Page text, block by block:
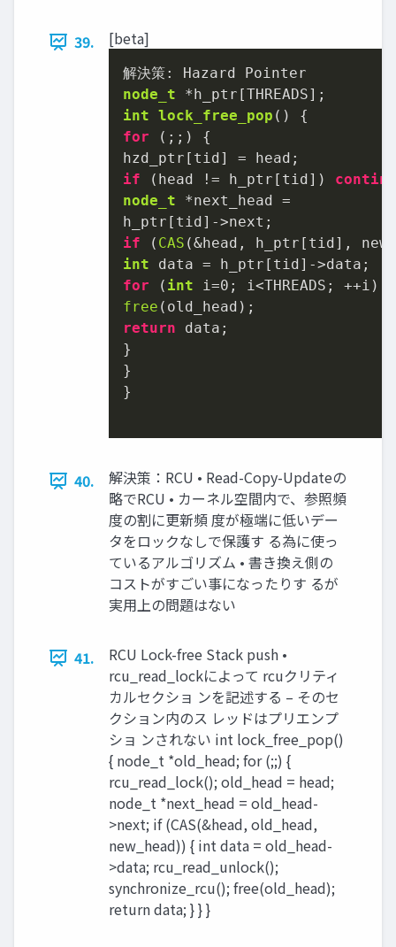
39. [beta]
node_t
int lock_free_pop ()
for (;;) {
if (head != h_ptr[tid])
node_t *next_head =
if ( CAS
int
for ( int i=0
free
return data;
}
}
}
40.
解決策：RCU • Read-Copy-Updateの
略でRCU • カーネル空間内で、参照頻
度の割に更新頻 度が極端に低いデー
タをロックなしで保護す る為に使っ
ているアルゴリズム • 書き換え側の
コストがすごい事になったりす るが
実用上の問題はない
41.
RCU Lock-free Stack push •
rcu_read_lockによって rcuクリティ
カルセクショ ンを記述する – そのセ
クション内のス レッドはプリエンプ
ショ ンされない int lock_free_pop()
{ node_t *old_head; for (;;) {
rcu_read_lock(); old_head = head;
node_t *next_head = old_head-
>next; if (CAS(&head, old_head,
new_head)) { int data = old_head-
>data; rcu_read_unlock();
synchronize_rcu(); free(old_head);
return data; } } }